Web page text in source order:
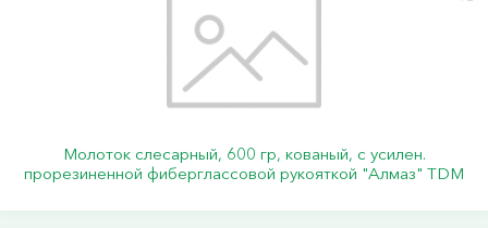
Молоток слесарный, 600 гр, кованый, с усилен.
прорезиненной фиберглассовой рукояткой "Алмаз" TDM